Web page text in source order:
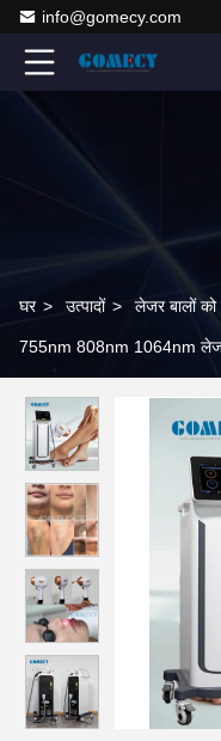
info@gomecy.com
घर > उत्पादों > लेजर बालों को
755nm 808nm 1064nm